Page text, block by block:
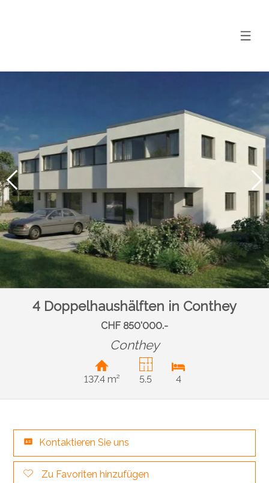
4 Doppelhaushälften in Conthey
CHF 850'000.-
Conthey
137.4 m² 5.5 4
Kontaktieren Sie uns
Zu Favoriten hinzufügen